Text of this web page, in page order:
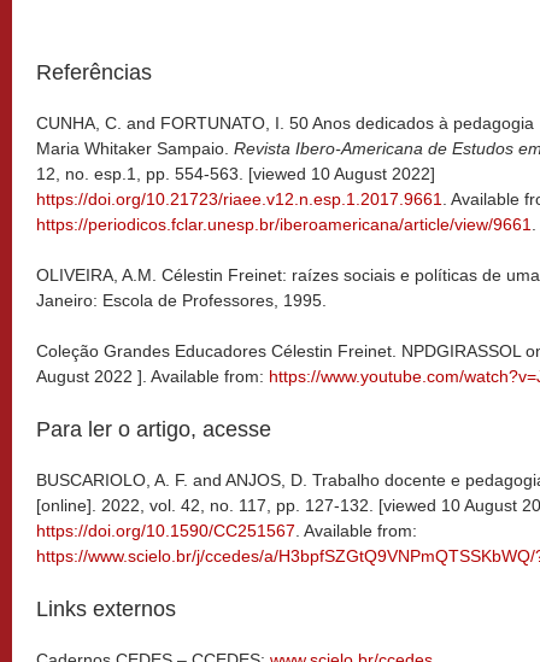
Referências
CUNHA, C. and FORTUNATO, I. 50 Anos dedicados à
Maria Whitaker Sampaio. Revista Ibero-Americana de Estudos
12, no. esp.1, pp. 554-563. [viewed 10 August 2022]
https://doi.org/10.21723/riaee.v12.n.esp.1.2017.9661
. Available
https://periodicos.fclar.unesp.br/iberoamericana/article/view/9661
OLIVEIRA, A.M. Célestin Freinet: raízes sociais e políticas de
Janeiro: Escola de Professores, 1995.
Coleção Grandes Educadores Célestin Freinet. NPDGIRASSOL
August 2022 ]. Available from: https://www.youtube.com/
Para ler o artigo, acesse
BUSCARIOLO, A. F. and ANJOS, D. Trabalho docente e
[online]. 2022, vol. 42, no. 117, pp. 127-132. [viewed 10 August
https://doi.org/10.1590/CC251567 . Available from:
https://www.scielo.br/j/ccedes/a/
Links externos